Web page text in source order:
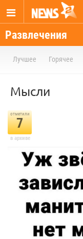
Развлечения
Лучшее Горячее
Мысли
отметили
7
в архиве